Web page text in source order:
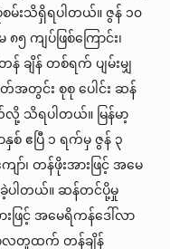
မ်းသိရှိရပါတယ်။ ဇွန် ၁၀
ကျပ်ဖြစ်ကြောင်း၊
ချိန် တစ်ရက် ပျမ်းမျှ
အတွင်း စုစု ပေါင်း ဆန်
သိရပါတယ်။ မြန်မာ့
ဧပြီ ၁ ရက်မှ ဇွန် ၃
ာ်၊ တန်ဖိုးအားဖြင့် အမေ
ခဲ့ပါတယ်။ ဆန်တင်ပို့မှု
းဖြင့် အမေရိကန်ဒေါ်လာ
ာလတူထက် တန်ချိန်